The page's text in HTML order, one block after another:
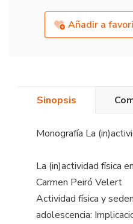
Añadir a
Sinopsis
Monografía La
La (in)actividad física
Carmen Peiró Velert
Actividad física y
adolescencia: